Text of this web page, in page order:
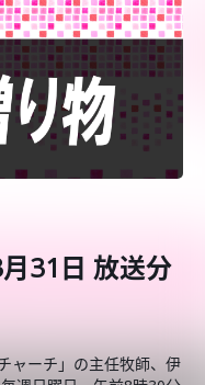
31日 放送分
ャーチ」の主任牧師、伊